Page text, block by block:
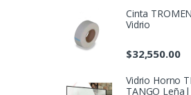
Cinta
Vidrio
$32,550.00
Vidrio Horno
TANGO